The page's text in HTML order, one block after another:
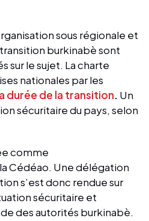
sous régionale et
burkinabè sont
sur le sujet. La charte
nationales par les
durée de la transition. Un
sécuritaire du pays, selon
comme
Cédéao. Une délégation
s’est donc rendue sur
sécuritaire et
des autorités burkinabè.